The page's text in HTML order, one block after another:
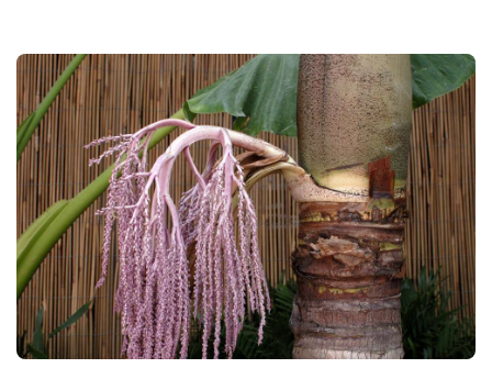
Prenota
Contattaci
allo
081